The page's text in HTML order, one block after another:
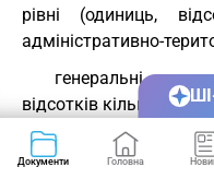
рівні (одиниць,
адміністративно-
генеральні
відсотків кількості
Документи Головна